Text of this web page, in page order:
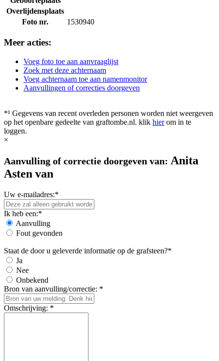
Overlijdensplaats
Foto nr.
1530940
Meer acties:
Voeg foto toe aan aanvraaglijst
Zoek met deze achternaam
Voeg achternaam toe aan namenmonitor
Aanvullingen of correcties doorgeven
*¹ Gegevens van recent overleden personen worden niet weergeven
op het openbare gedeelte van graftombe.nl. klik hierom in te
loggen.
×
Aanvulling of correctie doorgeven van: Anita
Asten van
Uw e-mailadres:*
Ik heb een:*
Aanvulling
Fout gevonden
Staat de door u geleverde informatie op de grafsteen?*
Ja
Nee
Onbekend
Bron van aanvulling/correctie: *
Omschrijving: *